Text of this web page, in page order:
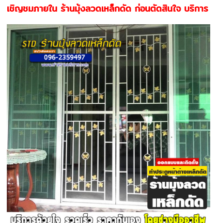
เชิญชมภายใน ร้านมุ้งลวดเหล็กดัด ก่อนตัดสินใจ บริการ